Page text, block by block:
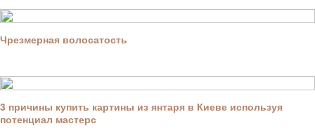
Чрезмерная волосатость
3 причины купить картины из янтаря в Киеве используя
потенциал мастерс